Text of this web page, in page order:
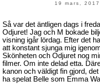
19 mars, 2017
Så var det äntligen dags i
Odjuret! Jag och M bokade
visning igår lördag. Efter det
att konstant sjunga mig
Skönheten och Odjuret nog
filmer. Om inte delad etta.
kanon och väldigt fin gjord,
ha spelat Belle som Emma